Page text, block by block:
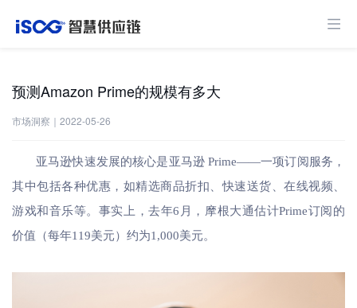
预测Amazon Prime的规模有多大
市场洞察 ｜ 2022-05-26
亚马逊快速发展的核心是亚马逊 Prime——一项订阅服务，
其中包括各种优惠，如精选商品折扣、快速送货、在线视频、
游戏和音乐等。事实上，去年6月，摩根大通估计Prime订阅的
价值（每年119美元）约为1,000美元。